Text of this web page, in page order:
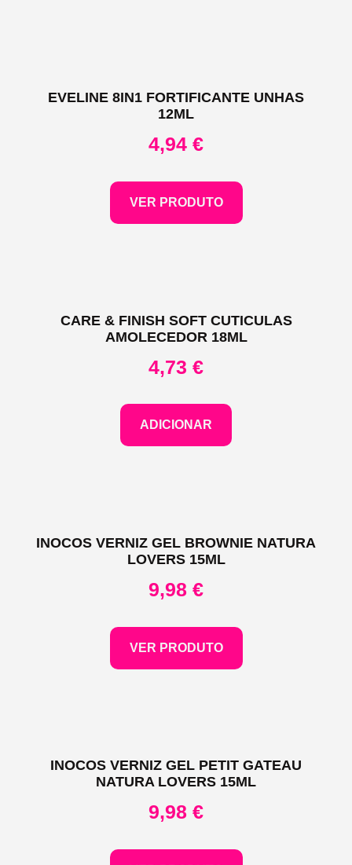
EVELINE 8IN1 FORTIFICANTE UNHAS
12ML
4,94 €
VER PRODUTO
CARE & FINISH SOFT CUTICULAS
AMOLECEDOR 18ML
4,73 €
ADICIONAR
INOCOS VERNIZ GEL BROWNIE NATURA
LOVERS 15ML
9,98 €
VER PRODUTO
INOCOS VERNIZ GEL PETIT GATEAU
NATURA LOVERS 15ML
9,98 €